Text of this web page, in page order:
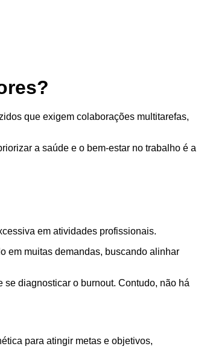
que exigem colaborações multitarefas,
a saúde e o bem-estar no trabalho é a
em atividades profissionais.
em muitas demandas, buscando alinhar
diagnosticar o burnout. Contudo, não há
para atingir metas e objetivos,